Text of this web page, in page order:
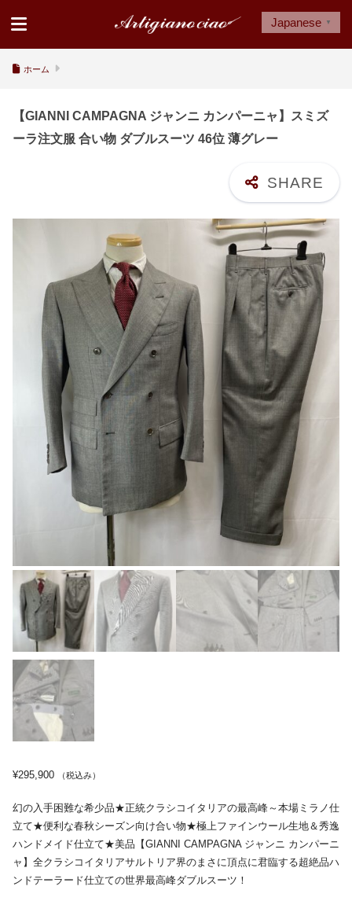
ホーム
【GIANNI CAMPAGNA ジャンニ カンパーニャ】スミズ
ーラ注文服 合い物 ダブルスーツ 46位 薄グレー
¥295,900 （税込み）
幻の入手困難な希少品★正統クラシコイタリアの最高峰～本場ミラノ仕
立て★便利な春秋シーズン向け合い物★極上ファインウール生地＆秀逸
ハンドメイド仕立て★美品【GIANNI CAMPAGNA ジャンニ カンパーニ
ャ】全クラシコイタリアサルトリア界のまさに頂点に君臨する超絶品ハ
ンドテーラード仕立ての世界最高峰ダブルスーツ！
Japanese ▼